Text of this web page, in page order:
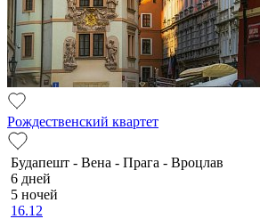
Рождественский квартет
Будапешт - Вена - Прага - Вроцлав
6 дней
5 ночей
16.12